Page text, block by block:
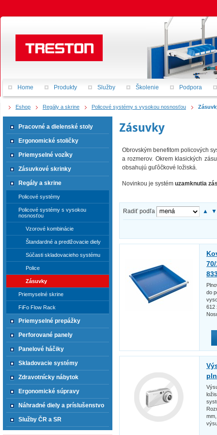
Eshop Regály a skrine Policové systémy s vysokou nosnosťou
Obrovským benefitom policových
a rozmerov. Okrem klasických
obsahujú guľôčkové ložiská.
Novinkou je systém uzamknutia
Radiť podľa ▲ ▼
do
612
Pracovné a dielenské stoly
Ergonomické stoličky
Priemyselné vozíky
Zásuvkové skrinky
Regály a skrine
Policové systémy
Policové systémy s vysokou
nosnosťou
Vzorové kombinácie
Štandardné a predlžovacie diely
Súčasti skladovacieho systému
Police
Zásuvky
Priemyselné skrine
FiFo Flow Rack
Priemyselné prepážky
Perforované panely
Panelové háčiky
Skladovacie systémy
Zdravotnícky nábytok
Ergonomické súpravy
Náhradné diely a príslušenstvo
Služby ČR a SR
Home Produkty Služby Školenie Podpora